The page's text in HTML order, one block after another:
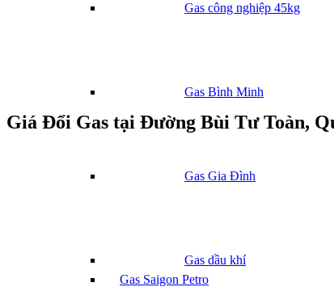
Gas công nghiệp 45kg
Gas Bình Minh
Gas Gia Đình
Gas dầu khí
Gas Saigon Petro
Giá Đổi Gas tại Đường Bùi Tư Toàn,